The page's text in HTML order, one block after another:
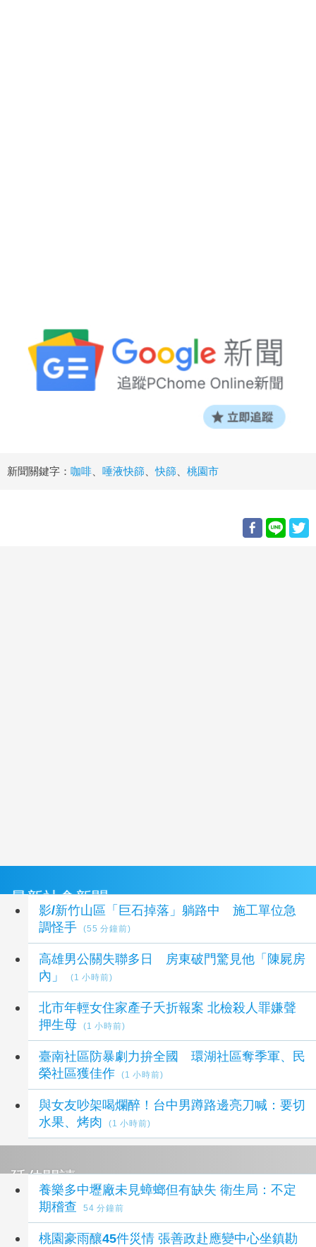
新聞關鍵字： 咖啡 唾液快篩 、快篩 桃園市
最新社會新聞
影/新竹山區「巨石掉落」躺路中 施工單位急
調怪手
(55 分鐘前)
高雄男公關失聯多日 房東破門驚見他「陳屍房
內」
(1 小時前)
北市年輕女住家產子夭折報案 北檢殺人罪嫌聲
押生母
(1 小時前)
臺南社區防暴劇力拚全國 環湖社區奪季軍、民
榮社區獲佳作
(1 小時前)
與女友吵架喝爛醉！台中男蹲路邊亮刀喊：要切
水果、烤肉
(1 小時前)
延伸閱讀
養樂多中壢廠未見蟑螂但有缺失 衛生局：不定
期稽查
54 分鐘前
桃園豪雨釀45件災情 張善政赴應變中心坐鎮勘